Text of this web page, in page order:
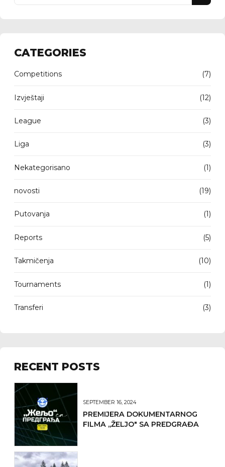
CATEGORIES
Competitions (7)
Izvještaji (12)
League (3)
Liga (3)
Nekategorisano (1)
novosti (19)
Putovanja (1)
Reports (5)
Takmičenja (10)
Tournaments (1)
Transferi (3)
RECENT POSTS
SEPTEMBER 16, 2024
PREMIJERA DOKUMENTARNOG
FILMA ,,ŽELJO" SA PREDGRAĐA